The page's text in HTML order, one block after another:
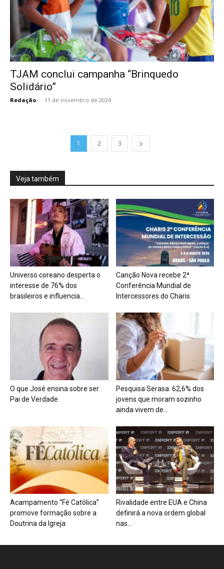
TJAM conclui campanha “Brinquedo
Solidário”
Redação. - 11 de novembro de 2024
1 2 3
Veja também
Universo coreano desperta o
interesse de 76% dos
brasileiros e influencia...
Canção Nova recebe 2ª
Conferência Mundial de
Intercessores do Charis
O que José ensina sobre ser
Pai de Verdade
Pesquisa Serasa: 62,6% dos
jovens que moram sozinho
ainda vivem de...
Acampamento “Fé Católica”
promove formação sobre a
Doutrina da Igreja
Rivalidade entre EUA e China
definirá a nova ordem global
nas...